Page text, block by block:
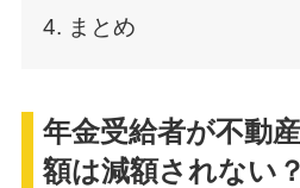
4. まとめ
年金受給者が不動
額は減額されない？